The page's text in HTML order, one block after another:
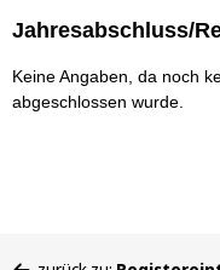
Jahresabschluss/
Keine Angaben, da noch
abgeschlossen wurde.